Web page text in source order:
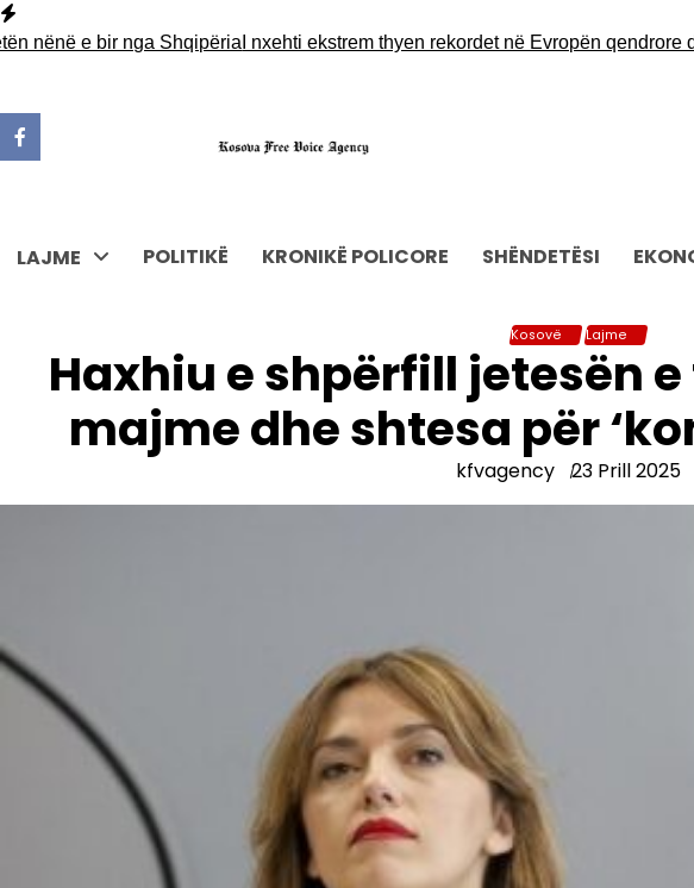
Skip
to
e bir nga ShqipëriaI nxehti ekstrem thyen rekordet në Evropën qendrore dhe
LAJME POLITIKË KRONIKË POLICORE SHËNDETËSI
Kosovë Lajme
Haxhiu e shpërfill jetesën
majme dhe shtesa për
kfvagency 23 Prill 2025